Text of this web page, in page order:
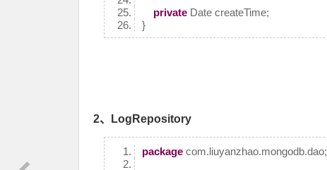
privateDate createTime;
}
2、LogRepository
packagecom.liuyanzhao.mongodb.dao;